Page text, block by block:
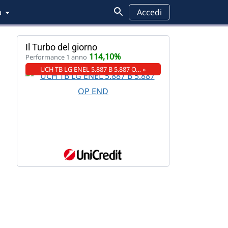
Accedi
Il Turbo del giorno
Performance 1 anno 114,10%
UCH TB LG ENEL 5.887 B 5.887 O… »